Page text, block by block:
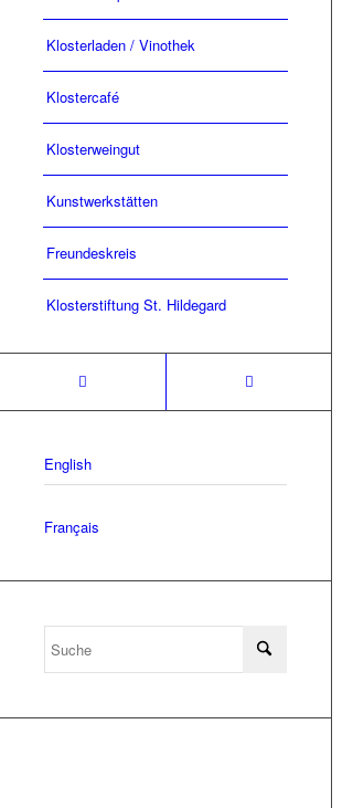
Klosterladen / Vinothek
Klostercafé
Klosterweingut
Kunstwerkstätten
Freundeskreis
Klosterstiftung St. Hildegard
English
Français